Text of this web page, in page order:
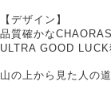
【デザイン】
品質確かな
ULTRA GOOD
山の上から見た人の